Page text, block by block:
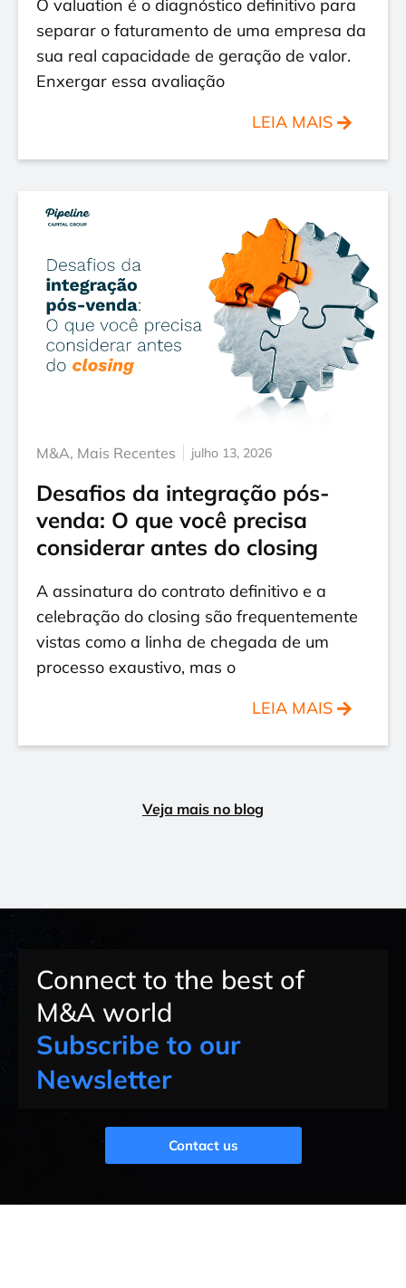
O valuation é o diagnóstico definitivo para
separar o faturamento de uma empresa da
sua real capacidade de geração de valor.
Enxergar essa avaliação
LEIA MAIS
M&A, Mais Recentes julho 13, 2026
Desafios da integração pós-
venda: O que você precisa
considerar antes do closing
A assinatura do contrato definitivo e a
celebração do closing são frequentemente
vistas como a linha de chegada de um
processo exaustivo, mas o
LEIA MAIS
Veja mais no blog
Connect to the best of
M&A world
Subscribe to our
Newsletter
Contact us